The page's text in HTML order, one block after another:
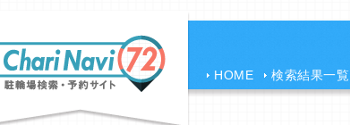
HOME 検索結果一覧